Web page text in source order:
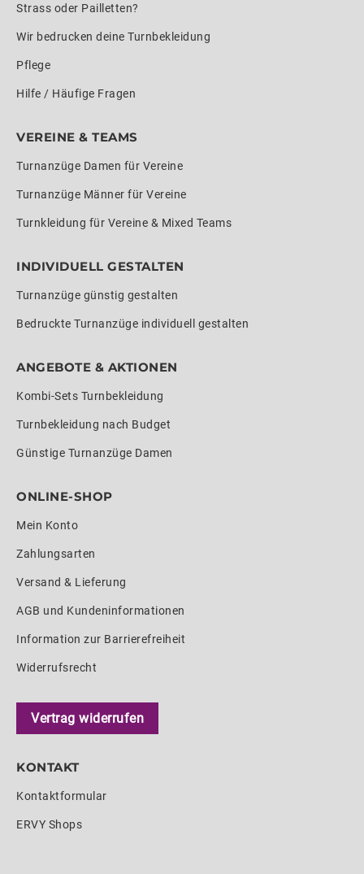
Strass oder Pailletten?
Wir bedrucken deine Turnbekleidung
Pflege
Hilfe / Häufige Fragen
VEREINE & TEAMS
Turnanzüge Damen für Vereine
Turnanzüge Männer für Vereine
Turnkleidung für Vereine & Mixed Teams
INDIVIDUELL GESTALTEN
Turnanzüge günstig gestalten
Bedruckte Turnanzüge individuell gestalten
ANGEBOTE & AKTIONEN
Kombi-Sets Turnbekleidung
Turnbekleidung nach Budget
Günstige Turnanzüge Damen
ONLINE-SHOP
Mein Konto
Zahlungsarten
Versand & Lieferung
AGB und Kundeninformationen
Information zur Barrierefreiheit
Widerrufsrecht
Vertrag widerrufen
KONTAKT
Kontaktformular
ERVY Shops